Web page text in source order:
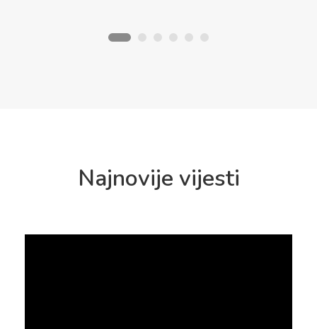
Najnovije vijesti